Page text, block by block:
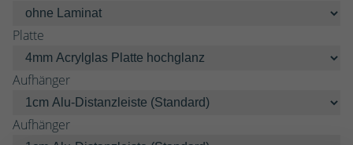
Platte
Aufhänger
Aufhänger